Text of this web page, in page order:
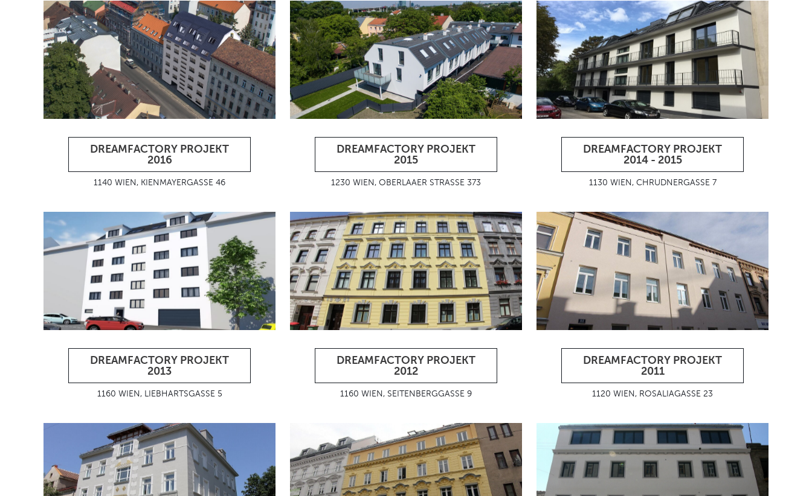
DREAMFACTORY PROJEKT
2016
1140 WIEN, KIENMAYERGASSE 46
DREAMFACTORY PROJEKT
2015
1230 WIEN, OBERLAAER STRASSE 373
DREAMFACTORY PROJEKT
2014 - 2015
1130 WIEN, CHRUDNERGASSE 7
DREAMFACTORY PROJEKT
2013
1160 WIEN, LIEBHARTSGASSE 5
DREAMFACTORY PROJEKT
2012
1160 WIEN, SEITENBERGGASSE 9
DREAMFACTORY PROJEKT
2011
1120 WIEN, ROSALIAGASSE 23